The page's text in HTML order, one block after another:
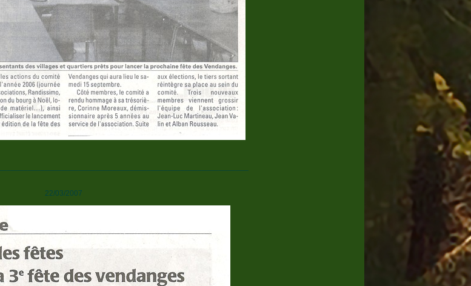
22/03/2007